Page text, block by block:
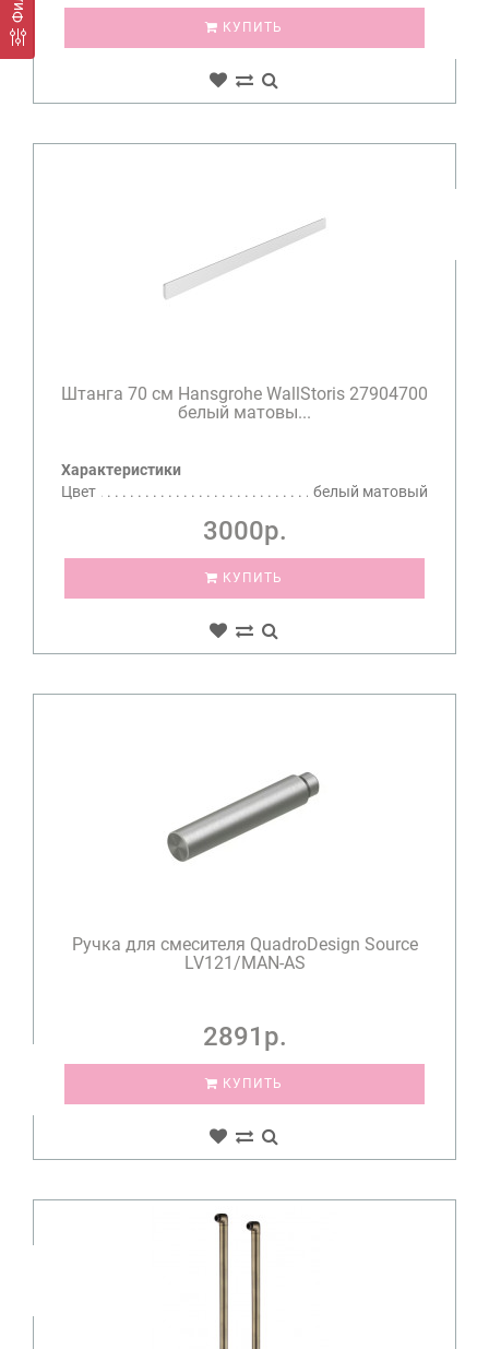
КУПИТЬ
Штанга 70 см Hansgrohe WallStoris 27904700
белый матовы...
Характеристики
Цвет
белый матовый
3000р.
КУПИТЬ
Ручка для смесителя QuadroDesign Source
LV121/MAN-AS
2891р.
КУПИТЬ